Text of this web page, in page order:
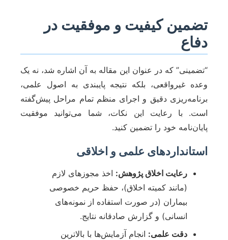
تضمین کیفیت و موفقیت در
دفاع
“تضمینی” که در عنوان این مقاله به آن اشاره شد، نه یک
وعده غیرواقعی، بلکه نتیجه پایبندی به اصول علمی،
برنامه‌ریزی دقیق و اجرای منظم تمام مراحل پیش‌گفته
است. با رعایت این نکات، شما می‌توانید موفقیت
پایان‌نامه خود را تضمین کنید.
استانداردهای علمی و اخلاقی
رعایت اخلاق پژوهش: اخذ مجوزهای لازم
(مانند کمیته اخلاق)، حفظ حریم خصوصی
بیماران (در صورت استفاده از نمونه‌های
انسانی) و گزارش صادقانه نتایج.
دقت علمی: انجام آزمایش‌ها با بالاترین